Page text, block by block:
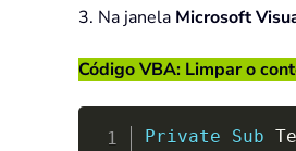
3. Na janela Microsoft
Código VBA: Limpar o
Private Sub